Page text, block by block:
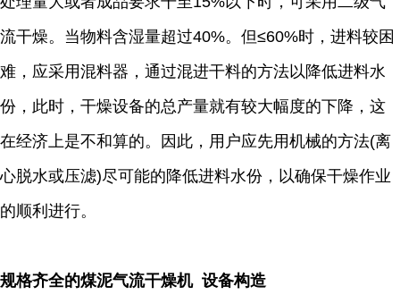
流干燥。当物料含湿量超过40%。但≤60%时，进料较困
难，应采用混料器，通过混进干料的方法以降低进料水
份，此时，干燥设备的总产量就有较大幅度的下降，这
在经济上是不和算的。因此，用户应先用机械的方法(离
心脱水或压滤)尽可能的降低进料水份，以确保干燥作业
的顺利进行。
规格齐全的煤泥气流干燥机 设备构造